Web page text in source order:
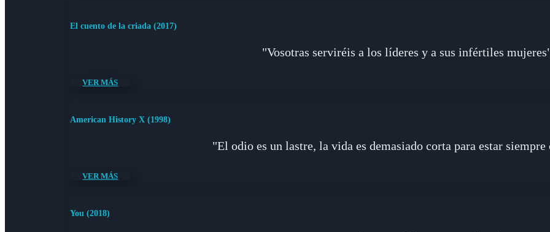
El cuento de la criada (2017)
"Vosotras serviréis a los líderes y a sus infértiles
VER MÁS
American History X (1998)
"El odio es un lastre, la vida es demasiado corta para estar siempre
VER MÁS
You (2018)